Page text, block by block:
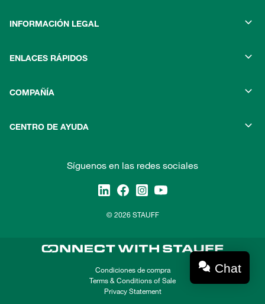
INFORMACIÓN LEGAL
ENLACES RÁPIDOS
COMPAÑÍA
CENTRO DE AYUDA
Síguenos en las redes sociales
© 2026 STAUFF
Condiciones de compra
Terms & Conditions of Sale
Privacy Statement
Chat